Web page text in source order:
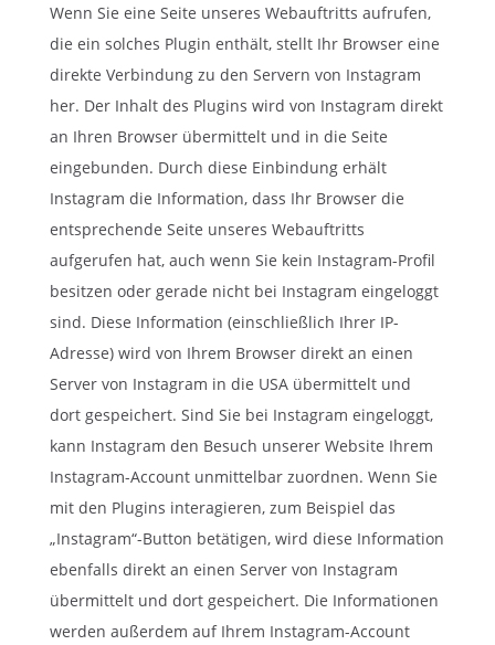
Wenn Sie eine Seite unseres Webauftritts aufrufen,
die ein solches Plugin enthält, stellt Ihr Browser eine
direkte Verbindung zu den Servern von Instagram
her. Der Inhalt des Plugins wird von Instagram direkt
an Ihren Browser übermittelt und in die Seite
eingebunden. Durch diese Einbindung erhält
Instagram die Information, dass Ihr Browser die
entsprechende Seite unseres Webauftritts
aufgerufen hat, auch wenn Sie kein Instagram-Profil
besitzen oder gerade nicht bei Instagram eingeloggt
sind. Diese Information (einschließlich Ihrer IP-
Adresse) wird von Ihrem Browser direkt an einen
Server von Instagram in die USA übermittelt und
dort gespeichert. Sind Sie bei Instagram eingeloggt,
kann Instagram den Besuch unserer Website Ihrem
Instagram-Account unmittelbar zuordnen. Wenn Sie
mit den Plugins interagieren, zum Beispiel das
„Instagram“-Button betätigen, wird diese Information
ebenfalls direkt an einen Server von Instagram
übermittelt und dort gespeichert. Die Informationen
werden außerdem auf Ihrem Instagram-Account